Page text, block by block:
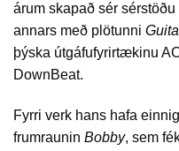
árum skapað sér
annars með plötunni
þýska útgáfufyrirtækinu
DownBeat.
Fyrri verk hans hafa
frumraunin Bobby, sem